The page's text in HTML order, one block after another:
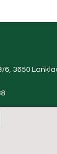
3650